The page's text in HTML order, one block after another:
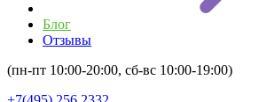
Блог
Отзывы
(пн-пт 10:00-20:00, сб-вс 10:00-19:00)